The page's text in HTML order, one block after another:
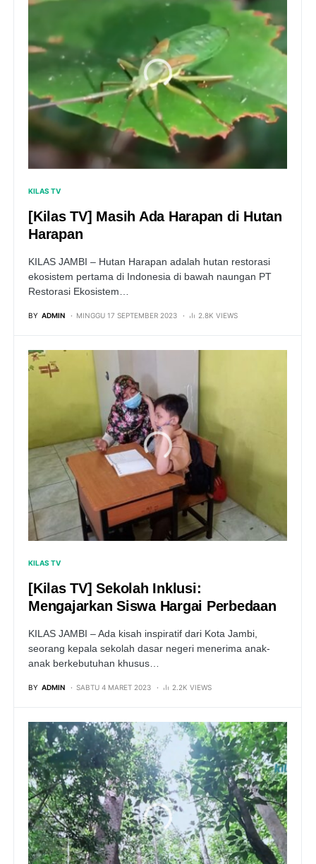
KILAS TV
[Kilas TV] Masih Ada Harapan di Hutan
Harapan
KILAS JAMBI – Hutan Harapan adalah hutan restorasi
ekosistem pertama di Indonesia di bawah naungan PT
Restorasi Ekosistem…
BY ADMIN MINGGU 17 SEPTEMBER 2023 2.8K VIEWS
KILAS TV
[Kilas TV] Sekolah Inklusi:
Mengajarkan Siswa Hargai Perbedaan
KILAS JAMBI – Ada kisah inspiratif dari Kota Jambi,
seorang kepala sekolah dasar negeri menerima anak-
anak berkebutuhan khusus…
BY ADMIN SABTU 4 MARET 2023 2.2K VIEWS